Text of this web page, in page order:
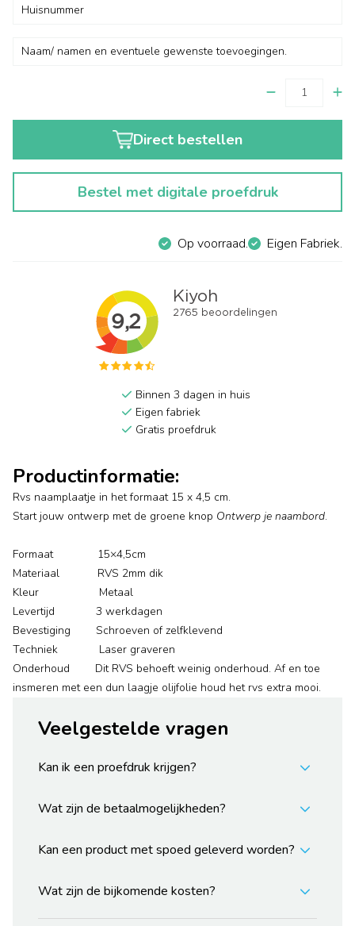
Direct bestellen
Bestel met digitale proefdruk
Op voorraad. Eigen Fabriek.
Binnen 3 dagen in huis
Eigen fabriek
Gratis proefdruk
Productinformatie:
Rvs naamplaatje in het formaat 15 x 4,5 cm.
Start jouw ontwerp met de groene knop Ontwerp je naambord.
Formaat 15×4,5cm
Materiaal RVS 2mm dik
Kleur Metaal
Levertijd 3 werkdagen
Bevestiging Schroeven of zelfklevend
Techniek Laser graveren
Onderhoud Dit RVS behoeft weinig onderhoud. Af en toe
insmeren met een dun laagje olijfolie houd het rvs extra mooi.
Veelgestelde vragen
Kan ik een proefdruk krijgen?
Wat zijn de betaalmogelijkheden?
Kan een product met spoed geleverd worden?
Wat zijn de bijkomende kosten?